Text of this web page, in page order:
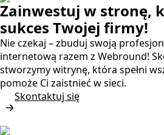
Zainwestuj w stronę,
sukces Twojej firmy!
Nie czekaj – zbuduj swoją
internetową razem z Webround!
stworzymy witrynę, która spełni
pomoże Ci zaistnieć w sieci.
Skontaktuj się